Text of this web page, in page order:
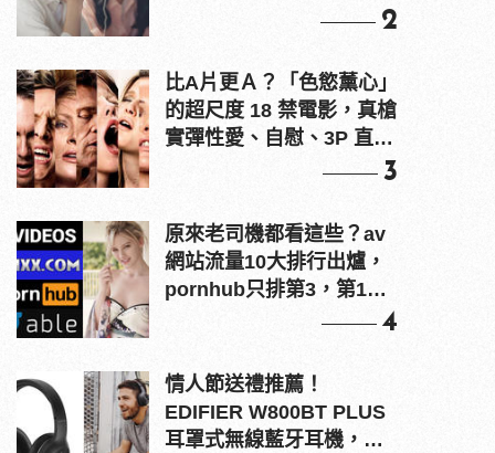
2
比A片更Ａ？「色慾薰心」
的超尺度 18 禁電影，真槍
實彈性愛、自慰、3P 直接
3
原來老司機都看這些？av
網站流量10大排行出爐，
pornhub只排第3，第1名
4
情人節送禮推薦！
EDIFIER W800BT PLUS
耳罩式無線藍牙耳機，在